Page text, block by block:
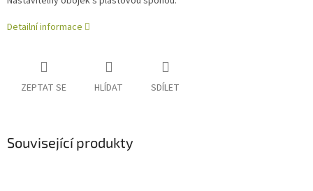
Detailní informace
ZEPTAT SE HLÍDAT SDÍLET
Související produkty